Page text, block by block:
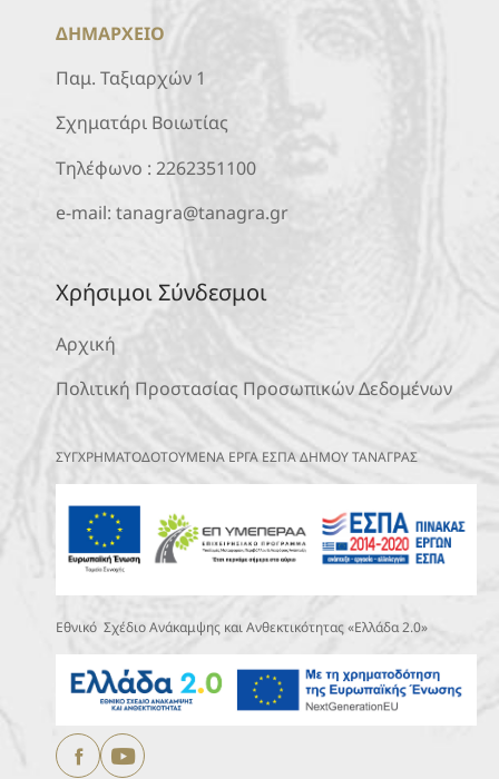
ΔΗΜΑΡΧΕΙΟ
Παμ. Ταξιαρχών 1
Σχηματάρι Βοιωτίας
Τηλέφωνο : 2262351100
e-mail: tanagra@tanagra.gr
Χρήσιμοι Σύνδεσμοι
Αρχική
Πολιτική Προστασίας Προσωπικών Δεδομένων
ΣΥΓΧΡΗΜΑΤΟΔΟΤΟΥΜΕΝΑ ΕΡΓΑ ΕΣΠΑ ΔΗΜΟΥ ΤΑΝΑΓΡΑΣ
Εθνικό Σχέδιο Ανάκαμψης και Ανθεκτικότητας «Ελλάδα 2.0»